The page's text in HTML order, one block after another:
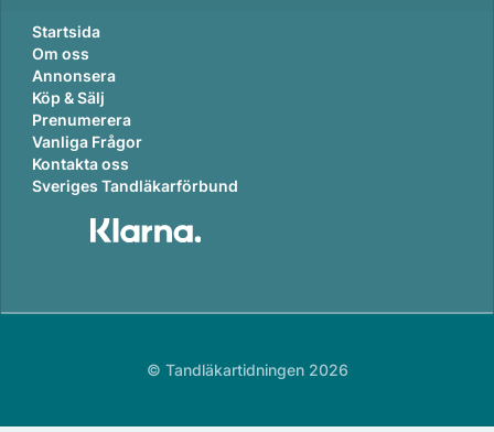
Startsida
Om oss
Annonsera
Köp & Sälj
Prenumerera
Vanliga Frågor
Kontakta oss
Sveriges Tandläkarförbund
© Tandläkartidningen 2026